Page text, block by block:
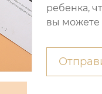
ребенка,
вы можете